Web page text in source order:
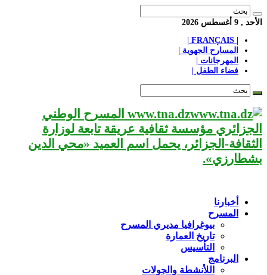
الأحد , 9 أغسطس 2026
المسارح الجهوية |
المهرجانات |
فضاء الطفل |
www.tna.dz المسرح الوطني
الجزائري مؤسسة ثقافية عريقة تابعة لوزارة
الثقافة-الجزائر، يحمل اسم العميد «محي الدين
بشطارزي».
أخبارنا
المسرح
بيوغرافيا مديري المسرح
تاريخ العمارة
التأسيس
البرنامج
اللأنشطة والجولات